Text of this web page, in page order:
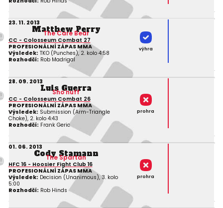
23. 11. 2013
Matthew Perry
The Care Bear
CC - Colosseum Combat 27
PROFESIONÁLNÍ ZÁPAS MMA
Výsledek: TKO (Punches), 2. kolo 4:58
Rozhodčí: Rob Madrigal
výhra
28. 09. 2013
Luis Guerra
Sho'nuff
CC - Colosseum Combat 26
PROFESIONÁLNÍ ZÁPAS MMA
Výsledek: Submission (Arm-Triangle
Choke), 2. kolo 4:43
Rozhodčí: Frank Geric
prohra
01. 06. 2013
Cody Stamann
The Spartan
HFC 16 - Hoosier Fight Club 16
PROFESIONÁLNÍ ZÁPAS MMA
Výsledek: Decision (Unanimous), 3. kolo
5:00
Rozhodčí: Rob Hinds
prohra